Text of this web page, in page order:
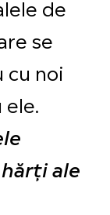
de
se
noi
ale